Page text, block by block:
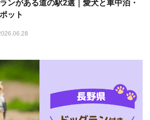
ンがある道の駅2選｜愛犬と車中泊・
ット